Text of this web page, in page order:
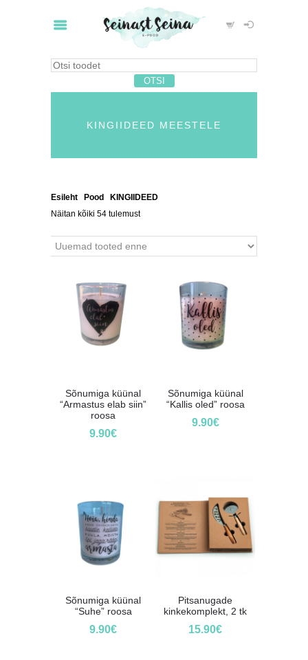
KINGIIDEED MEESTELE
Esileht Pood KINGIIDEED
Näitan kõiki 54 tulemust
Sõnumiga küünal
“Armastus elab siin”
roosa
9.90€
Sõnumiga küünal
“Kallis oled” roosa
9.90€
Sõnumiga küünal
“Suhe” roosa
9.90€
Pitsanugade
kinkekomplekt, 2 tk
15.90€